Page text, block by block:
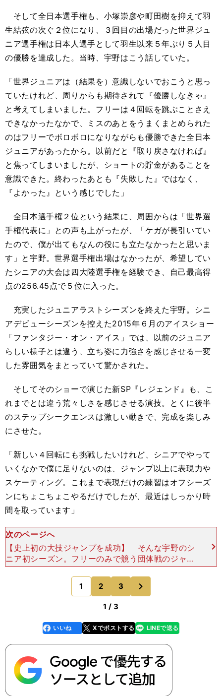
そして全日本選手権も、小塚崇彦や町田樹を抑えて羽
生結弦の次ぐ２位になり、３回目の出場だった世界ジュ
ニア選手権は日本人選手として羽生以来５年ぶり５人目
の優勝を達成した。当時、宇野はこう話していた。
「世界ジュニアは（結果を）意識しないでおこうと思っ
ていたけれど、周りからも期待されて『優勝しなきゃ』
と考えてしまいました。フリーは４回転を跳ぶことさえ
できなかったなかで、ミスのあとをうまくまとめられた
のはフリーでボロボロになりながらも優勝できた全日本
ジュニアがあったから。以前だと『取り戻さなければ』
と焦ってしまいましたが、ショートの貯金があることを
意識できた。終わったあとも『失敗した』ではなく、
『よかった』という感じでした」
全日本選手権２位という結果に、周囲からは「世界選
手権代表に」との声も上がったが、「ケガが長引いてい
たので、僕が出てもなんの役にも立たなかったと思いま
す」と宇野。世界選手権出場はなかったが、希望してい
たシニアの大会は四大陸選手権を経験でき、自己最高得
点の256.45点で５位に入った。
充実したジュニアラストシーズンを終えた宇野。シニ
アデビューシーズンを控えた2015年６月のアイスショー
「ファンタジー・オン・アイス」では、以前のジュニア
らしい様子とは違う、立ち姿に力強さを感じさせる一変
した雰囲気をまとっていて驚かされた。
そしてそのショーで演じた新SP『レジェンド』も、こ
れまでとは違う荒々しさを感じさせる演技。とくに後半
のステップシークエンスは激しい動きで、完成を楽しみ
にさせた。
「新しい４回転にも挑戦したいけれど、シニアでやって
いくなかで僕に足りないのは、ジャンプ以上に表現力や
スケーティング。これまで表現だけの練習はオフシーズ
ンにちょこちょこやるだけでしたが、最近はしっかり時
間を取っています」
次のページへ
【史上初の大技ジャンプを成功】 そんな宇野のシ
ニア初シーズン。フリーのみで競う団体戦のジャパ
ンオープンでは、４回転トーループを入れた構成を
ノーミスで滑り、ソチ五輪２位のパトリック・チャ
ン（カナダ）を
1 2 3
1 / 3
faceboo
k
いいね Xでポストする
line LINEで送る